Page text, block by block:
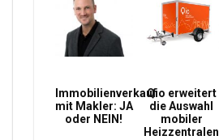
Immobilienverkauf
mit Makler: JA
oder NEIN!
Qio erweitert
die Auswahl
mobiler
Heizzentralen